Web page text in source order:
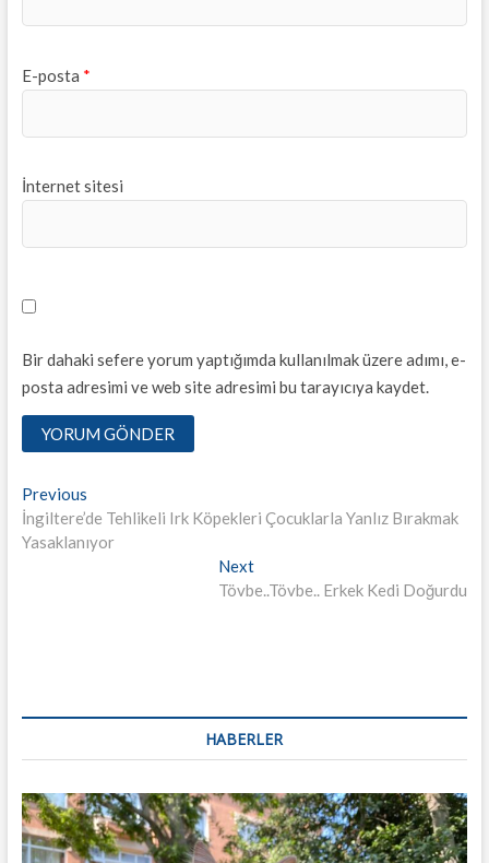
E-posta *
İnternet sitesi
Bir dahaki sefere yorum yaptığımda kullanılmak üzere adımı, e-
posta adresimi ve web site adresimi bu tarayıcıya kaydet.
Yazı
dolaşımı
PreviousPrevious
post:
İngiltere’de Tehlikeli Irk Köpekleri Çocuklarla Yanlız Bırakmak
Yasaklanıyor
NextNext
post:
Tövbe..Tövbe.. Erkek Kedi Doğurdu
HABERLER